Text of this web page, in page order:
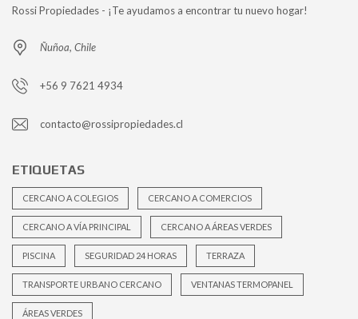
Rossi Propiedades - ¡Te ayudamos a encontrar tu nuevo hogar!
Ñuñoa, Chile
+56 9 7621 4934
contacto@rossipropiedades.cl
ETIQUETAS
CERCANO A COLEGIOS CERCANO A COMERCIOS
CERCANO A VÍA PRINCIPAL CERCANO A ÁREAS VERDES
PISCINA SEGURIDAD 24 HORAS TERRAZA
TRANSPORTE URBANO CERCANO VENTANAS TERMOPANEL
ÁREAS VERDES